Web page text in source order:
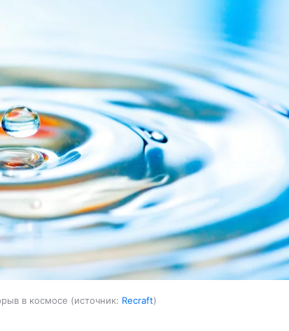
в космосе источник: Recraft